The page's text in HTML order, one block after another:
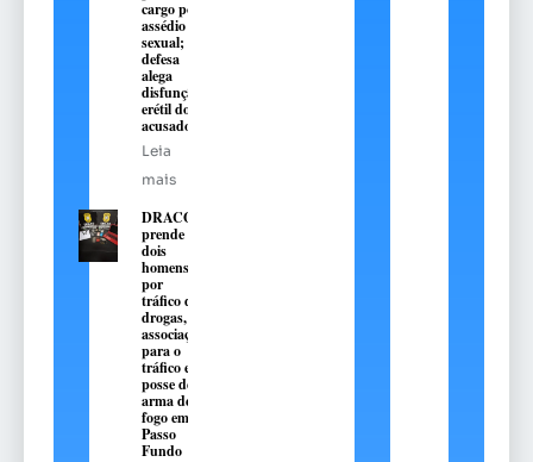
cargo por
assédio
sexual;
defesa
alega
disfunção
erétil do
acusado
Leia
mais
DRACO
prende
dois
homens
por
tráfico de
drogas,
associação
para o
tráfico e
posse de
arma de
fogo em
Passo
Fundo